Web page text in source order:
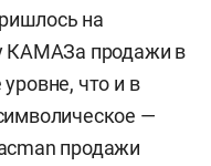
на
КАМАЗа продажи в
что и в
—
продажи